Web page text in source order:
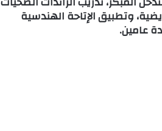
وتطبيق الإتاحة الهندسية
عامين.